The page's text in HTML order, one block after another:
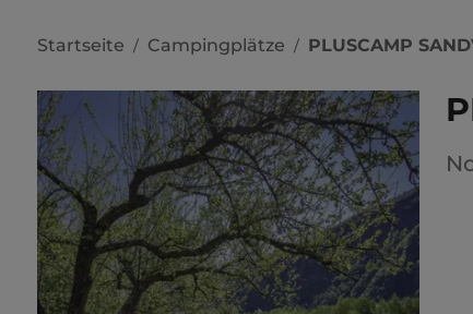
Startseite / Campingplätze / PLUSCAMP